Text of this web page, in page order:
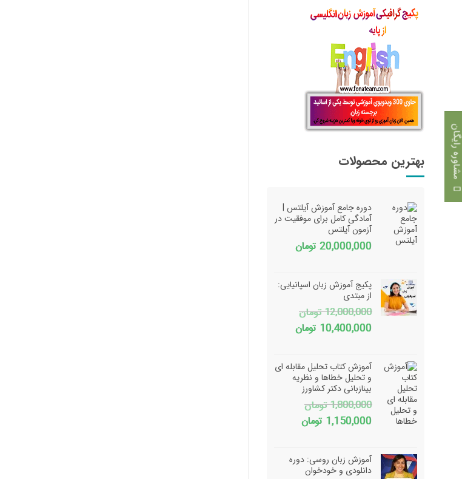
بهترین محصولات
دوره جامع آموزش آیلتس |
آمادگی کامل برای موفقیت در
آزمون آیلتس
20,000,000 تومان
پکیج آموزش زبان اسپانیایی:
از مبتدی
12,000,000 تومان
قیمت
12,000,000 تومان
بود.
10,400,000 تومانقیمت
است.
آموزش کتاب تحلیل مقابله ای
و تحلیل خطاها و نظریه
بینازبانی دکتر کشاورز
1,800,000 تومان
قیمت
بود.
1,150,000 تومانقیمت
است.
آموزش زبان روسی: دوره
دانلودی و خودخوان